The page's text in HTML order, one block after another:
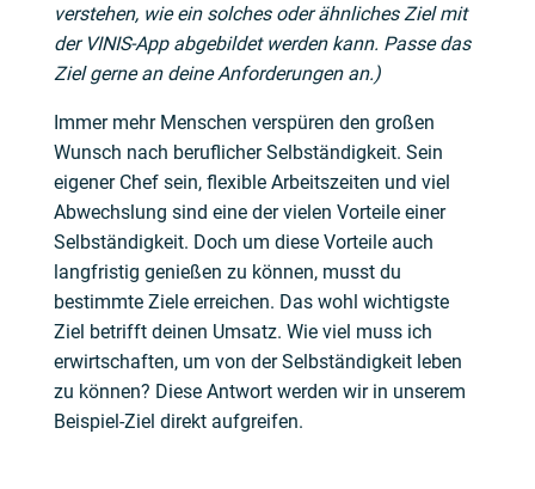
verstehen, wie ein solches oder ähnliches Ziel mit
der VINIS-App abgebildet werden kann. Passe das
Ziel gerne an deine Anforderungen an.)
Immer mehr Menschen verspüren den großen
Wunsch nach beruflicher Selbständigkeit. Sein
eigener Chef sein, flexible Arbeitszeiten und viel
Abwechslung sind eine der vielen Vorteile einer
Selbständigkeit. Doch um diese Vorteile auch
langfristig genießen zu können, musst du
bestimmte Ziele erreichen. Das wohl wichtigste
Ziel betrifft deinen Umsatz. Wie viel muss ich
erwirtschaften, um von der Selbständigkeit leben
zu können? Diese Antwort werden wir in unserem
Beispiel-Ziel direkt aufgreifen.